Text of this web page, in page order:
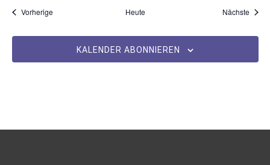
VorherigeVeranstaltungen Heute Nächste
KALENDER ABONNIEREN